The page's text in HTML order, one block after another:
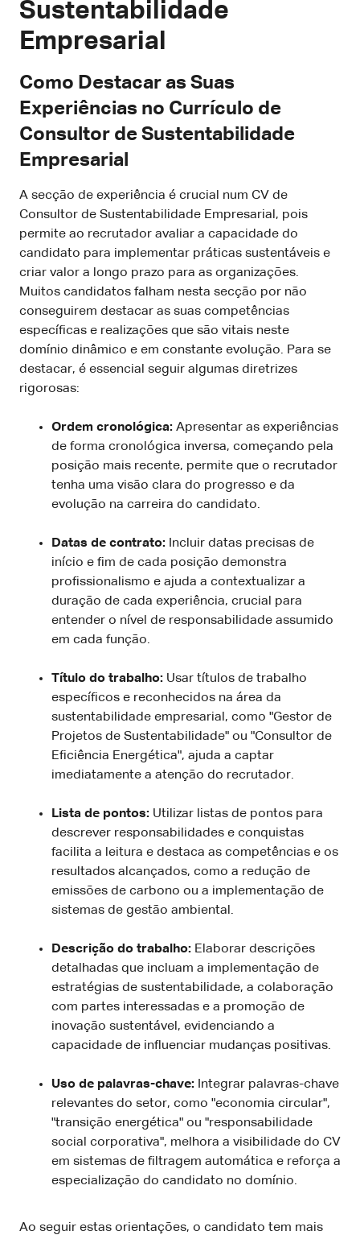
Sustentabilidade
Empresarial
Como Destacar as Suas
Experiências no Currículo de
Consultor de Sustentabilidade
Empresarial
A secção de experiência é crucial num CV de
Consultor de Sustentabilidade Empresarial, pois
permite ao recrutador avaliar a capacidade do
candidato para implementar práticas sustentáveis e
criar valor a longo prazo para as organizações.
Muitos candidatos falham nesta secção por não
conseguirem destacar as suas competências
específicas e realizações que são vitais neste
domínio dinâmico e em constante evolução. Para se
destacar, é essencial seguir algumas diretrizes
rigorosas:
Ordem cronológica: Apresentar as experiências
de forma cronológica inversa, começando pela
posição mais recente, permite que o recrutador
tenha uma visão clara do progresso e da
evolução na carreira do candidato.
Datas de contrato: Incluir datas precisas de
início e fim de cada posição demonstra
profissionalismo e ajuda a contextualizar a
duração de cada experiência, crucial para
entender o nível de responsabilidade assumido
em cada função.
Título do trabalho: Usar títulos de trabalho
específicos e reconhecidos na área da
sustentabilidade empresarial, como "Gestor de
Projetos de Sustentabilidade" ou "Consultor de
Eficiência Energética", ajuda a captar
imediatamente a atenção do recrutador.
Lista de pontos: Utilizar listas de pontos para
descrever responsabilidades e conquistas
facilita a leitura e destaca as competências e os
resultados alcançados, como a redução de
emissões de carbono ou a implementação de
sistemas de gestão ambiental.
Descrição do trabalho: Elaborar descrições
detalhadas que incluam a implementação de
estratégias de sustentabilidade, a colaboração
com partes interessadas e a promoção de
inovação sustentável, evidenciando a
capacidade de influenciar mudanças positivas.
Uso de palavras-chave: Integrar palavras-chave
relevantes do setor, como "economia circular",
"transição energética" ou "responsabilidade
social corporativa", melhora a visibilidade do CV
em sistemas de filtragem automática e reforça a
especialização do candidato no domínio.
Ao seguir estas orientações, o candidato tem mais